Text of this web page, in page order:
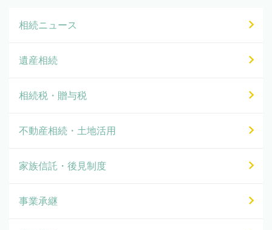
相続ニュース
遺産相続
相続税・贈与税
不動産相続・土地活用
家族信託・後見制度
事業承継